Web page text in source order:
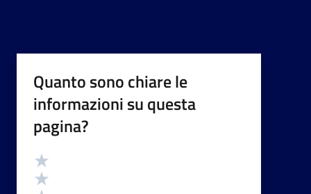
Quanto sono chiare le
informazioni su questa
pagina?
Valutazione